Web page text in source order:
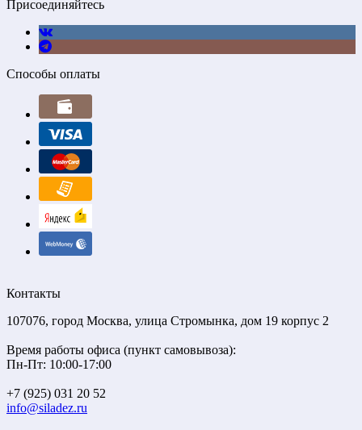
Присоединяйтесь
Способы оплаты
Контакты
107076, город Москва, улица Стромынка, дом 19 корпус 2
Время работы офиса (пункт самовывоза):
Пн-Пт: 10:00-17:00
+7 (925) 031 20 52
info@siladez.ru